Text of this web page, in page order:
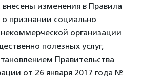
внесены изменения в Правила
признании социально
организации
полезных услуг,
Правительства
от 26 января 2017 года №